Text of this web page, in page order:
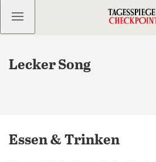
Kostenlos anmelden
Lecker Song
Essen & Trinken